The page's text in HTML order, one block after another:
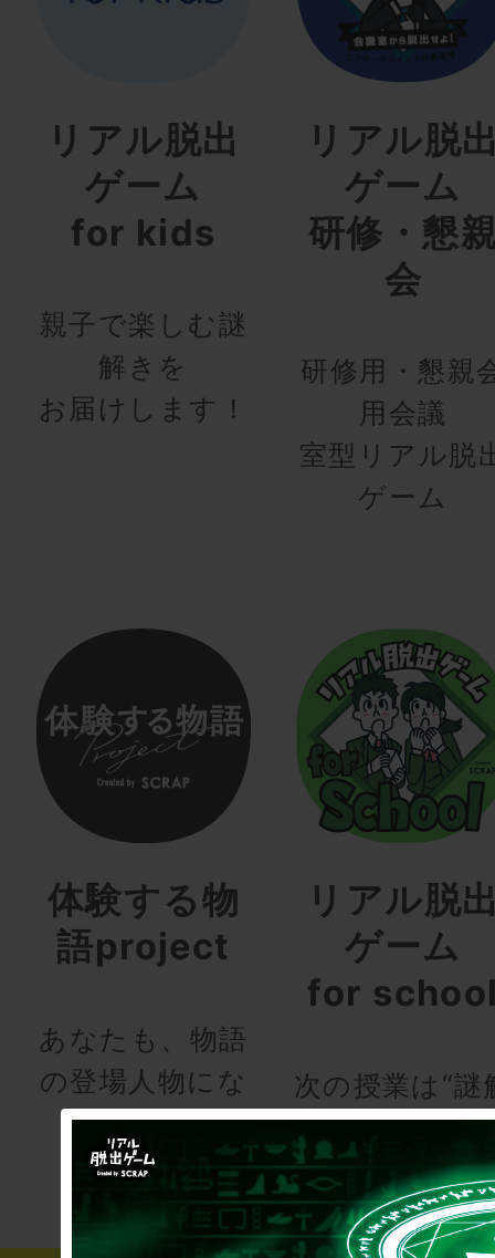
リアル脱出
ゲーム
for kids
親子で楽しむ謎
解きを
お届けします！
リアル脱
ゲーム
研修・懇
会
研修用・懇親
用会議
室型リアル脱
ゲーム
体験する物
語project
あなたも、物語
の登場人物にな
りませんか
リアル脱
ゲーム
for
次の授業は“謎
き”!?